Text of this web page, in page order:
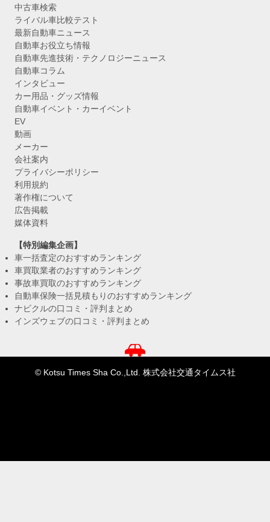
中古車検索
ライバル車比較テスト
最新自動車ニュース
自動車お役立ち情報
自動車先進技術・テクノロジーニュース
自動車コラム
インタビュー
カー用品・グッズ情報
自動車イベント・カーイベント
EV
動画
メーカー
会社案内
プライバシーポリシー
利用規約
著作権について
広告掲載
媒体資料
【特別編集企画】
車一括査定のおすすめランキング
車買取業者のおすすめランキング
事故車買取のおすすめランキング
自動車保険一括見積もりのおすすめランキング
ナビクルの口コミ・評判まとめ
インズウェブの口コミ・評判まとめ
© Kotsu Times Sha Co.,Ltd. 株式会社交通タイムス社